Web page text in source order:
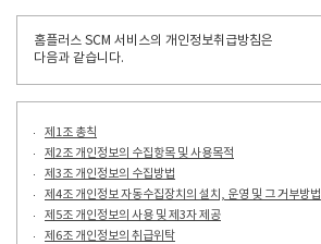
홈플러스 SCM 서비스의 개인정보취급방침은
다음과 같습니다.
제1조 총칙
제2조 개인정보의 수집항목 및 사용목적
제3조 개인정보의 수집방법
제4조 개인정보 자동수집장치의 설치, 운영 및 그 거부방법
제5조 개인정보의 사용 및 제3자 제공
제6조 개인정보의 취급위탁